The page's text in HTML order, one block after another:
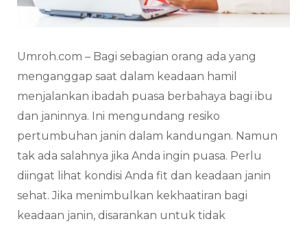
Umroh.com – Bagi sebagian orang ada yang
menganggap saat dalam keadaan hamil
menjalankan ibadah puasa berbahaya bagi ibu
dan janinnya. Ini mengundang resiko
pertumbuhan janin dalam kandungan. Namun
tak ada salahnya jika Anda ingin puasa. Perlu
diingat lihat kondisi Anda fit dan keadaan janin
sehat. Jika menimbulkan kekhaatiran bagi
keadaan janin, disarankan untuk tidak